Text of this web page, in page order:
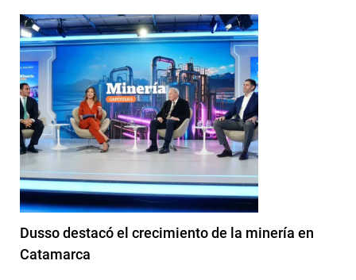
Dusso destacó el crecimiento de la minería en
Catamarca